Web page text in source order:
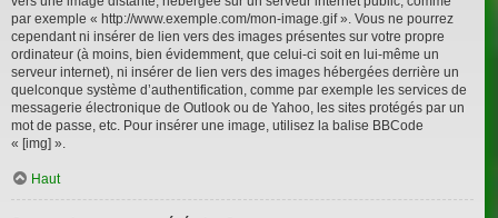
par exemple « http://www.exemple.com/mon-image.gif ». Vous ne pourrez
cependant ni insérer de lien vers des images présentes sur votre propre
ordinateur (à moins, bien évidemment, que celui-ci soit en lui-même un
serveur internet), ni insérer de lien vers des images hébergées derrière un
quelconque système d’authentification, comme par exemple les services de
messagerie électronique de Outlook ou de Yahoo, les sites protégés par un
mot de passe, etc. Pour insérer une image, utilisez la balise BBCode
« [img] ».
Haut